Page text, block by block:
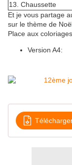
13. Chaussette
Et je vous partage
sur le thème de
Place aux
Version A4: